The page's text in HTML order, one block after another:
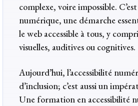
complexe, voire impossible.
numérique, une démarche
le web accessible à tous, y
visuelles, auditives ou cognitives.
Aujourd’hui, l’accessibilité
d’inclusion; c’est aussi un
Une formation en accessibilité